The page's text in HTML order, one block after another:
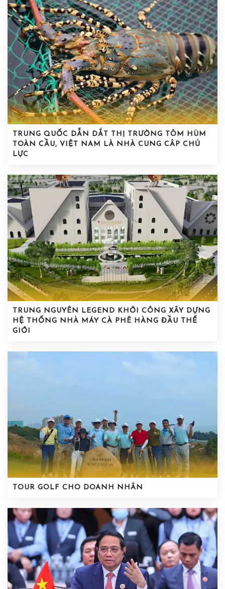
TRUNG QUỐC DẪN DẮT THỊ TRƯỜNG TÔM HÙM
TOÀN CẦU, VIỆT NAM LÀ NHÀ CUNG CÂP CHỦ
LỰC
TRUNG NGUYÊN LEGEND KHỞI CÔNG XÂY DỰNG
HỆ THỐNG NHÀ MÁY CÀ PHÊ HÀNG ĐẦU THẾ
GIỚI
TOUR GOLF CHO DOANH NHÂN